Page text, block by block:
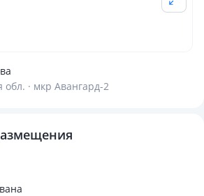
обл. · мкр Авангард-2